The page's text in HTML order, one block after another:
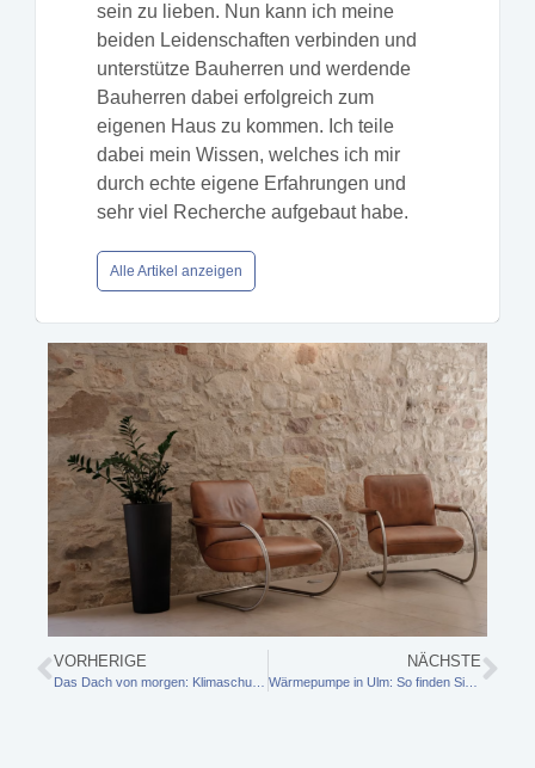
sein zu lieben. Nun kann ich meine
beiden Leidenschaften verbinden und
unterstütze Bauherren und werdende
Bauherren dabei erfolgreich zum
eigenen Haus zu kommen. Ich teile
dabei mein Wissen, welches ich mir
durch echte eigene Erfahrungen und
sehr viel Recherche aufgebaut habe.
Alle Artikel anzeigen
VORHERIGE NÄCHSTE
Wärmepumpe in Ulm: So finden Sie den richtigen Ansprechpartner für Planung, Einbau und Förderung